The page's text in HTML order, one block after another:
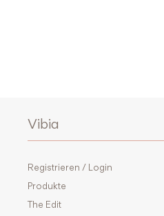
Vibia
Registrieren / Login
Produkte
The Edit